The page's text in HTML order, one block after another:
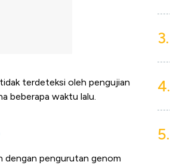
terdeteksi oleh pengujian
beberapa waktu lalu.
dengan pengurutan genom
3.
4.
5.